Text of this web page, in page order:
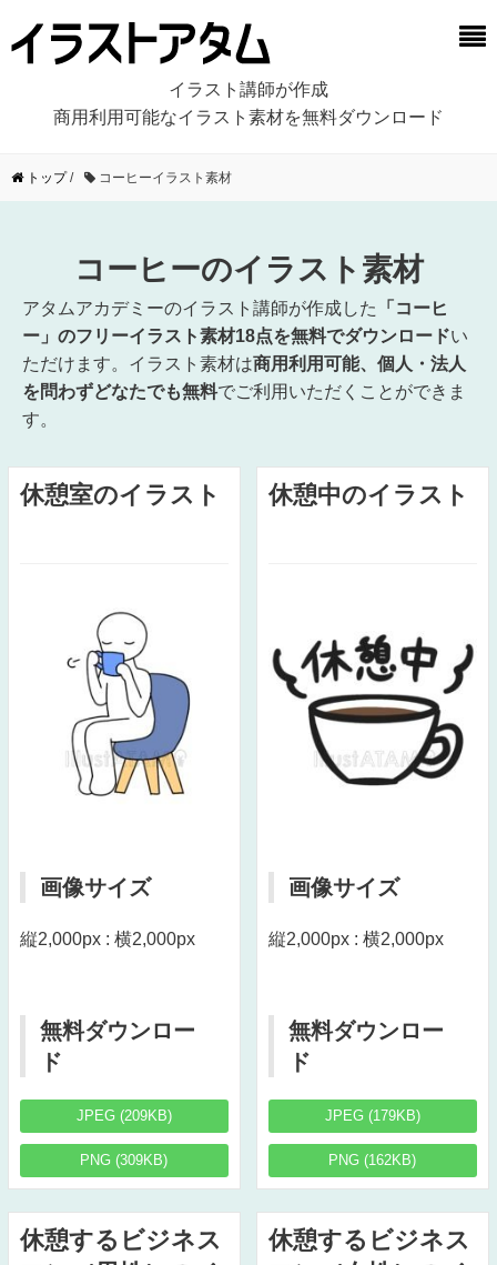
イラスト講師が作成
商用利用可能なイラスト素材を無料ダウンロード
トップ/ コーヒーイラスト素材
コーヒーのイラスト素材
アタムアカデミーのイラスト講師が作成した
「コーヒ
ー」のフリーイラスト素材18点を無料でダウンロードい
ただけます。イラスト素材は商用利用可能、個人・法人
を問わずどなたでも無料でご利用いただくことができま
す。
休憩室のイラスト
画像サイズ
縦2,000px : 横2,000px
無料ダウンロー
ド
JPEG (209KB)
PNG (309KB)
休憩中のイラスト
画像サイズ
縦2,000px : 横2,000px
無料ダウンロー
ド
JPEG (179KB)
PNG (162KB)
休憩するビジネス
休憩するビジネス